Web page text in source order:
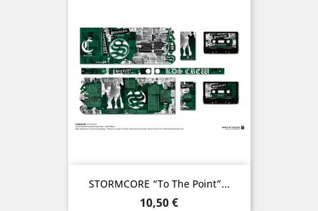
STORMCORE “To The Point”...
Prix
10,50 €